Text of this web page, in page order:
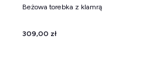
Beżowa torebka z klamrą
Cena
309,00 zł